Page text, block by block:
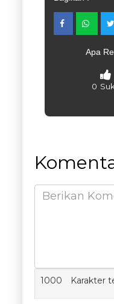
Apa
0
1000 Karakter